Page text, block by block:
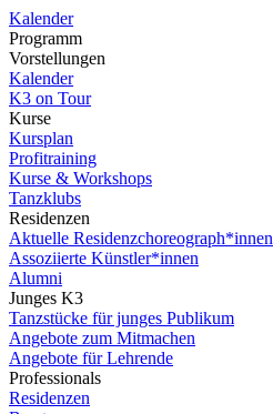
Kalender
Programm
Vorstellungen
Kalender
K3 on Tour
Kurse
Kursplan
Profitraining
Kurse & Workshops
Tanzklubs
Residenzen
Aktuelle Residenzchoreograph*innen
Assoziierte Künstler*innen
Alumni
Junges K3
Tanzstücke für junges Publikum
Angebote zum Mitmachen
Angebote für Lehrende
Professionals
Residenzen